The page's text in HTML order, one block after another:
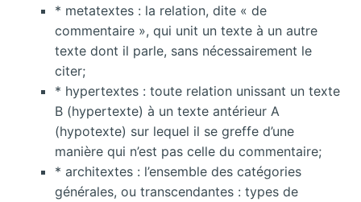
* metatextes : la relation, dite « de
commentaire », qui unit un texte à un autre
texte dont il parle, sans nécessairement le
citer;
* hypertextes : toute relation unissant un texte
B (hypertexte) à un texte antérieur A
(hypotexte) sur lequel il se greffe d’une
manière qui n’est pas celle du commentaire;
* architextes : l’ensemble des catégories
générales, ou transcendantes : types de